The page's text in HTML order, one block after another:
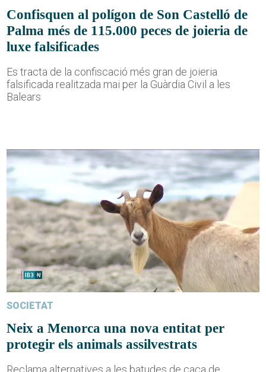
Confisquen al polígon de Son Castelló de
Palma més de 115.000 peces de joieria de
luxe falsificades
Es tracta de la confiscació més gran de joieria
falsificada realitzada mai per la Guàrdia Civil a les
Balears
SOCIETAT
Neix a Menorca una nova entitat per
protegir els animals assilvestrats
Reclama alternatives a les batudes de caça de